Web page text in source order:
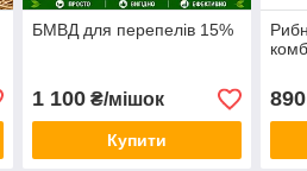
БМВД для перепелів 15%
1 100₴/мішок
Купити
890